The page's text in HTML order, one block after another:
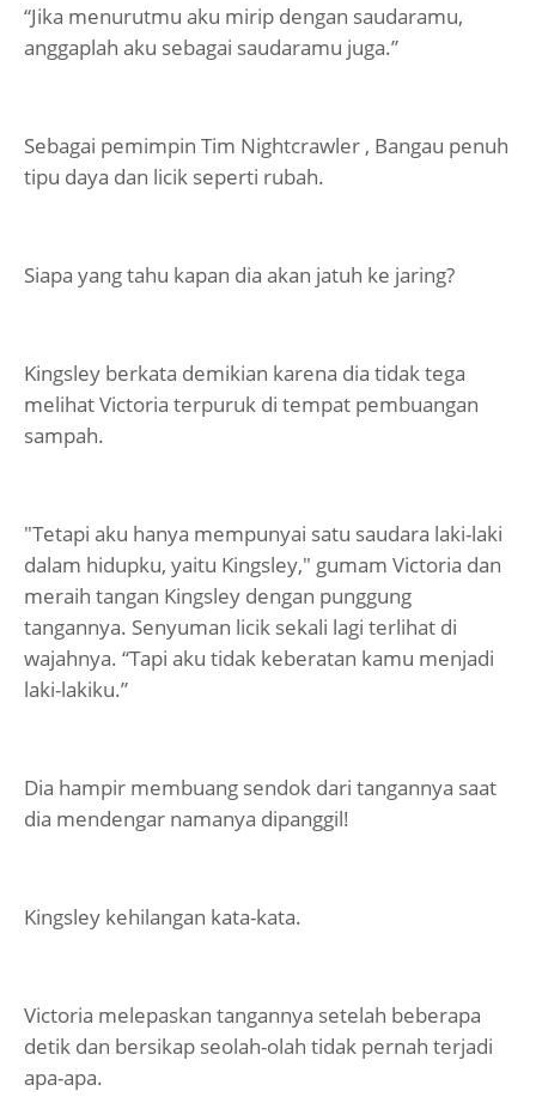
“Jika menurutmu aku mirip dengan saudaramu,
anggaplah aku sebagai saudaramu juga.”
Sebagai pemimpin Tim Nightcrawler , Bangau penuh
tipu daya dan licik seperti rubah.
Siapa yang tahu kapan dia akan jatuh ke jaring?
Kingsley berkata demikian karena dia tidak tega
melihat Victoria terpuruk di tempat pembuangan
sampah.
"Tetapi aku hanya mempunyai satu saudara laki-laki
dalam hidupku, yaitu Kingsley," gumam Victoria dan
meraih tangan Kingsley dengan punggung
tangannya. Senyuman licik sekali lagi terlihat di
wajahnya. “Tapi aku tidak keberatan kamu menjadi
laki-lakiku.”
Dia hampir membuang sendok dari tangannya saat
dia mendengar namanya dipanggil!
Kingsley kehilangan kata-kata.
Victoria melepaskan tangannya setelah beberapa
detik dan bersikap seolah-olah tidak pernah terjadi
apa-apa.